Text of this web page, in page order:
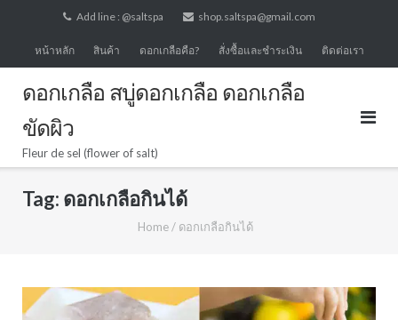
content
Add line : @saltspa shop.saltspa@gmail.com
หน้าหลัก สินค้า ดอกเกลือคือ? สั่งซื้อและชำระเงิน ติดต่อเรา
ดอกเกลือ สบู่ดอกเกลือ ดอกเกลือ
ขัดผิว
Fleur de sel (flower of salt)
Tag: ดอกเกลือกินได้
Home/ ดอกเกลือกินได้